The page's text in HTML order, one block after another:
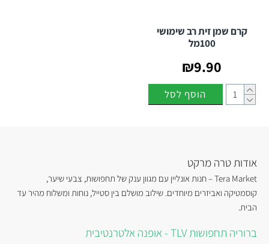
קרם שמן זית רב שימושי
100מל
₪9.90
הוסף לסל
אודות טרה מרקט
Tera Market – חנות אונליין עם מגוון ענק של תחפושות, צבעי שיער,
קוסמטיקה ואביזרים מיוחדים. שילוב מושלם בין סטייל, נוחות ומשלוח מהיר עד
הבית.
ברוריה תחפושות TLV - אופנה אלטרנטיבית